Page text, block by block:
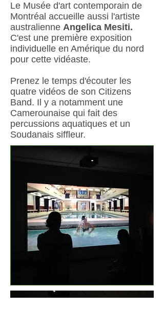
Le Musée d'art contemporain de
Montréal accueille aussi l'artiste
australienne Angelica Mesiti.
C'est une première exposition
individuelle en Amérique du nord
pour cette vidéaste.
Prenez le temps d'écouter les
quatre vidéos de son Citizens
Band. Il y a notamment une
Camerounaise qui fait des
percussions aquatiques et un
Soudanais siffleur.